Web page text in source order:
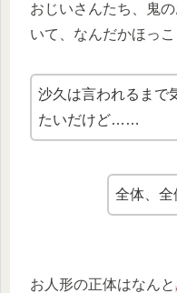
おじいさんたち、鬼
いて、なんだかほっこ
沙久は言われるまで
たいだけど……
全体、全
お人形の正体はなんと